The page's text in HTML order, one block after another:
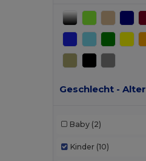
Geschlecht - Alter
Baby (2)
Kinder (10)